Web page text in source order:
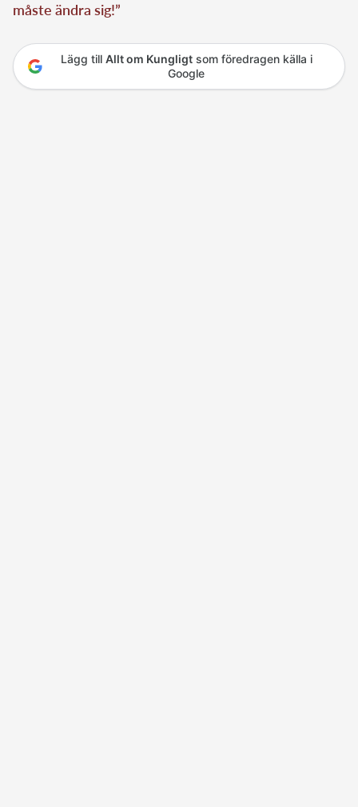
måste ändra sig!”
Lägg till Allt om Kungligtsom föredragen källa i
Google